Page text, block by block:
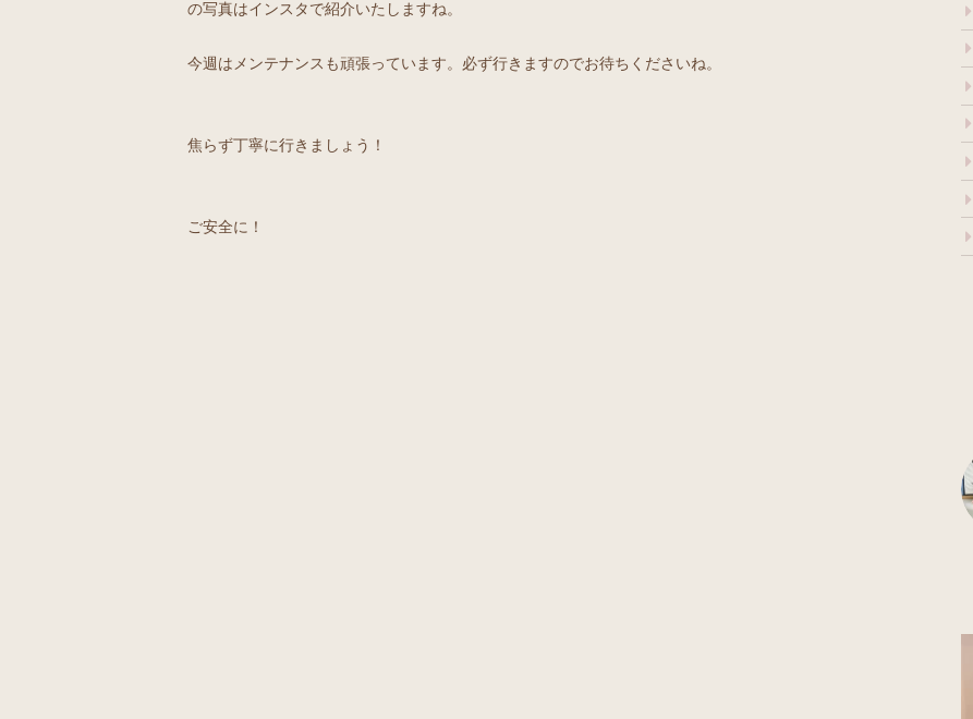
の写真はインスタで紹介いたしますね。
今週はメンテナンスも頑張っています。必ず行きますのでお待ちくださいね。
焦らず丁寧に行きましょう！
ご安全に！